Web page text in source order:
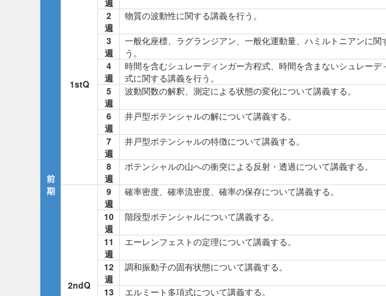
前
期
1stQ
週
2
週
物質の波動性に関する講義を行う。
3
週
一般化座標、ラグランジアン、一般化運動量、ハミルトニアンに関
う。
4
週
時間を含むシュレーディンガー方程式、時間を含まないシュレーデ
式に関する講義を行う。
5
週
波動関数の解釈、測定による状態の変化について講義する。
6
週
井戸型ポテンシャルの解について講義する。
7
週
井戸型ポテンシャルの特徴について講義する。
8
週
ポテンシャルの山への衝突による反射・透過について講義する。
2ndQ
9
週
確率密度、確率流密度、確率の保存について講義する。
10
週
階段型ポテンシャルについて講義する。
11
週
エーレンフェストの定理について講義する。
12
週
調和振動子の固有状態について講義する。
13
エルミート多項式について講義する。